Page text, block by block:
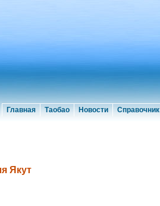
Главная Таобао Новости Справочник
Якут